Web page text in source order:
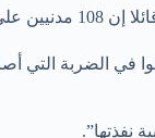
العام.
ثروسيل، المتحدثة باسم المكتب، هجمات عديدة، منها ما استهدف